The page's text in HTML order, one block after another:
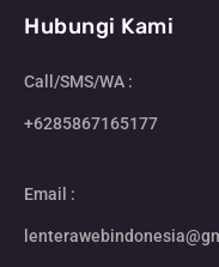
Hubungi Kami
Call/SMS/WA :
+6285867165177
Email :